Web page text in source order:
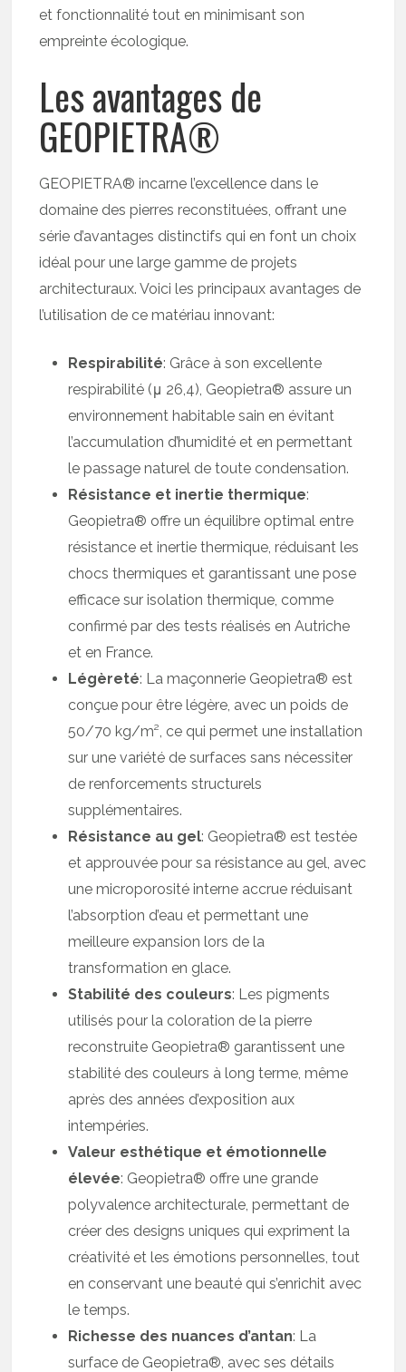
et fonctionnalité tout en minimisant son
empreinte écologique.
Les avantages de
GEOPIETRA®
GEOPIETRA® incarne l’excellence dans le
domaine des pierres reconstituées, offrant une
série d’avantages distinctifs qui en font un choix
idéal pour une large gamme de projets
architecturaux. Voici les principaux avantages de
l’utilisation de ce matériau innovant:
Respirabilité: Grâce à son excellente
respirabilité (μ 26,4), Geopietra® assure un
environnement habitable sain en évitant
l’accumulation d’humidité et en permettant
le passage naturel de toute condensation.
Résistance et inertie thermique:
Geopietra® offre un équilibre optimal entre
résistance et inertie thermique, réduisant les
chocs thermiques et garantissant une pose
efficace sur isolation thermique, comme
confirmé par des tests réalisés en Autriche
et en France.
Légèreté: La maçonnerie Geopietra® est
conçue pour être légère, avec un poids de
50/70 kg/m², ce qui permet une installation
sur une variété de surfaces sans nécessiter
de renforcements structurels
supplémentaires.
Résistance au gel: Geopietra® est testée
et approuvée pour sa résistance au gel, avec
une microporosité interne accrue réduisant
l’absorption d’eau et permettant une
meilleure expansion lors de la
transformation en glace.
Stabilité des couleurs: Les pigments
utilisés pour la coloration de la pierre
reconstruite Geopietra® garantissent une
stabilité des couleurs à long terme, même
après des années d’exposition aux
intempéries.
Valeur esthétique et émotionnelle
élevée: Geopietra® offre une grande
polyvalence architecturale, permettant de
créer des designs uniques qui expriment la
créativité et les émotions personnelles, tout
en conservant une beauté qui s’enrichit avec
le temps.
Richesse des nuances d’antan: La
surface de Geopietra®, avec ses détails